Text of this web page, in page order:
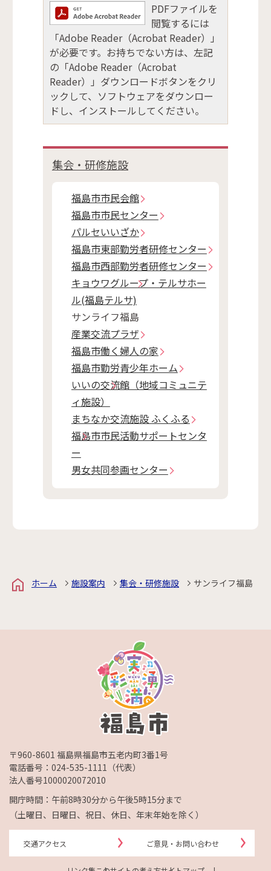
PDFファイルを
閲覧するには
「Adobe Reader（Acrobat Reader）」
が必要です。お持ちでない方は、左記
の「Adobe Reader（Acrobat
Reader）」ダウンロードボタンをクリ
ックして、ソフトウェアをダウンロー
ドし、インストールしてください。
集会・研修施設
福島市市民会館
福島市市民センター
パルセいいざか
福島市東部勤労者研修センター
福島市西部勤労者研修センター
キョウワグループ・テルサホー
ル(福島テルサ)
サンライフ福島
産業交流プラザ
福島市働く婦人の家
福島市勤労青少年ホーム
いいの交流館（地域コミュニテ
ィ施設）
まちなか交流施設 ふくふる
福島市市民活動サポートセンタ
ー
男女共同参画センター
ホーム 施設案内 集会・研修施設 サンライフ福島
〒960-8601 福島県福島市五老内町3番1号
電話番号： 024-535-1111
（代表）
法人番号1000020072010
開庁時間：午前8時30分から午後5時15分まで
（土曜日、日曜日、祝日、休日、年末年始を除く）
交通アクセス ご意見・お問い合わせ